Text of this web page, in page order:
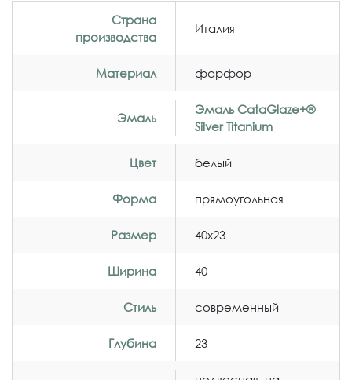
Страна
производства
Италия
Материал фарфор
Эмаль
Эмаль CataGlaze+®
Silver Titanium
Цвет белый
Форма прямоугольная
Размер 40x23
Ширина 40
Стиль современный
Глубина 23